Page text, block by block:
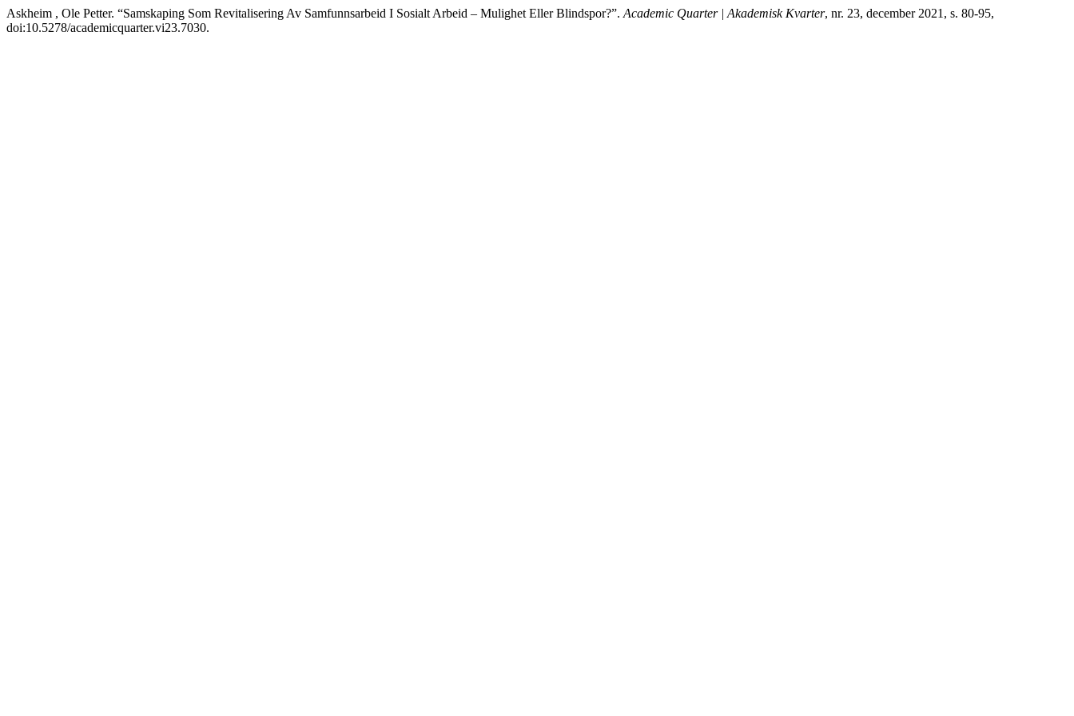
Askheim , Ole Petter. “Samskaping Som Revitalisering Av Samfunnsarbeid I Sosialt Arbeid – Mulighet Eller Blindspor?”. Academic Quarter | Akademisk Kvarter, nr. 23, december 2021, s. 80-95,
doi:10.5278/academicquarter.vi23.7030.